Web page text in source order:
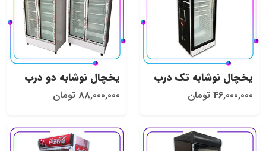
یخچال نوشابه تک درب
46,000,000 تومان
یخچال نوشابه دو درب
88,000,000 تومان